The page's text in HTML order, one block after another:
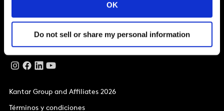
OK
Do not sell or share my personal information
Madrid 28003
+34 914 32 87 00
Kantar Group and Affiliates 2026
Términos y condiciones